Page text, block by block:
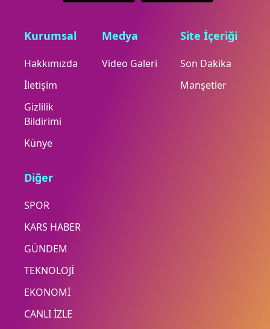
Kurumsal
Hakkımızda
İletişim
Gizlilik
Bildirimi
Künye
Medya
Video Galeri
Site İçeriği
Son Dakika
Manşetler
Diğer
SPOR
KARS HABER
GÜNDEM
TEKNOLOJİ
EKONOMİ
CANLI İZLE